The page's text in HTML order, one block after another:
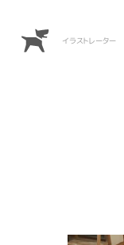
イラストレーター